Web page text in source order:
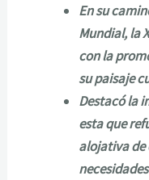
En su
Mundial, la
con la
su paisaje
Destacó la
esta que
alojativa de